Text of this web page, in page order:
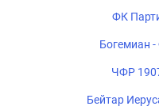
ФК
Богемиан
ЧФР
Бейтар